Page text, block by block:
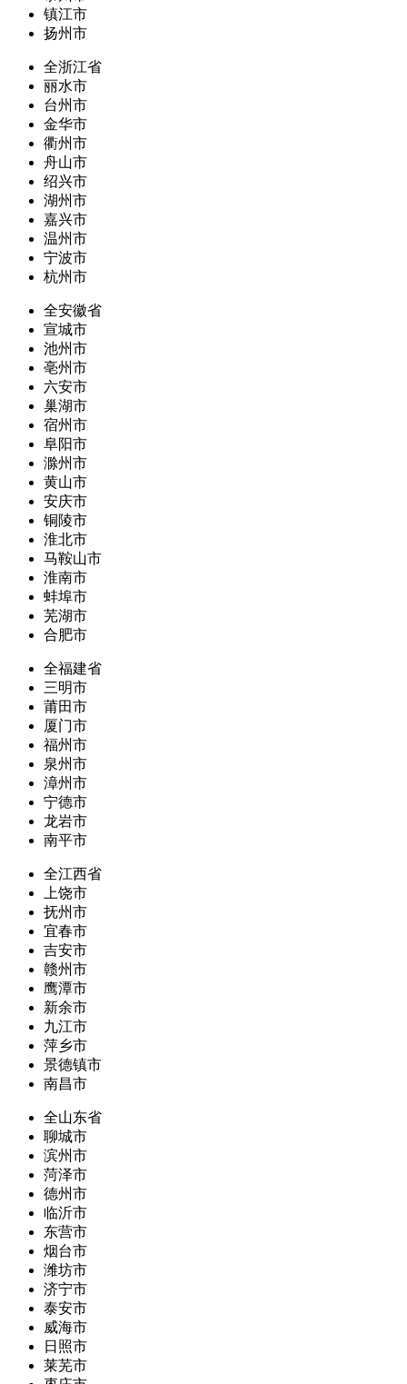
镇江市
扬州市
全浙江省
丽水市
台州市
金华市
衢州市
舟山市
绍兴市
湖州市
嘉兴市
温州市
宁波市
杭州市
全安徽省
宣城市
池州市
亳州市
六安市
巢湖市
宿州市
阜阳市
滁州市
黄山市
安庆市
铜陵市
淮北市
马鞍山市
淮南市
蚌埠市
芜湖市
合肥市
全福建省
三明市
莆田市
厦门市
福州市
泉州市
漳州市
宁德市
龙岩市
南平市
全江西省
上饶市
抚州市
宜春市
吉安市
赣州市
鹰潭市
新余市
九江市
萍乡市
景德镇市
南昌市
全山东省
聊城市
滨州市
菏泽市
德州市
临沂市
东营市
烟台市
潍坊市
济宁市
泰安市
威海市
日照市
莱芜市